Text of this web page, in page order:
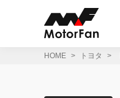
HOME トヨタ